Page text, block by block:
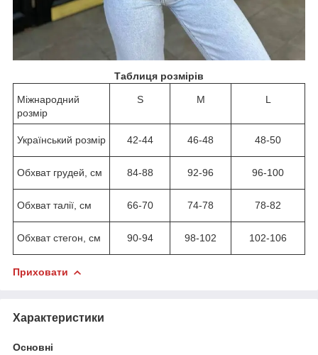
Таблиця розмірів
Міжнародний
розмір
S M L
Український розмір 42-44 46-48 48-50
Обхват грудей, см 84-88 92-96 96-100
Обхват талії, см 66-70 74-78 78-82
Обхват стегон, см 90-94 98-102 102-106
Приховати
Характеристики
Основні